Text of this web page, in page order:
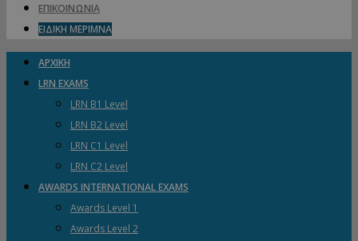
ΕΠΙΚΟΙΝΩΝΙΑ
ΕΙΔΙΚΗ ΜΕΡΙΜΝΑ
ΑΡΧΙΚΗ
LRN EXAMS
LRN B1 Level
LRN B2 Level
LRN C1 Level
LRN C2 Level
AWARDS INTERNATIONAL EXAMS
Awards Level 1
Awards Level 2